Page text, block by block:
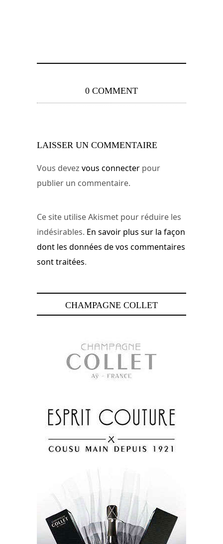
0 COMMENT
LAISSER UN COMMENTAIRE
Vous devez vous connecter pour
publier un commentaire.
Ce site utilise Akismet pour réduire les
indésirables. En savoir plus sur la façon
dont les données de vos commentaires
sont traitées.
CHAMPAGNE COLLET